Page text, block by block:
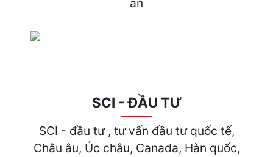
án
SCI - ĐẦU TƯ
SCI - đầu tư , tư vấn đầu tư quốc tế,
Châu âu, Úc châu, Canada, Hàn quốc,